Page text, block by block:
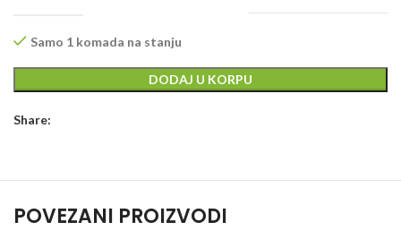
Samo 1 komada na stanju
DODAJ U KORPU
Share:
POVEZANI PROIZVODI